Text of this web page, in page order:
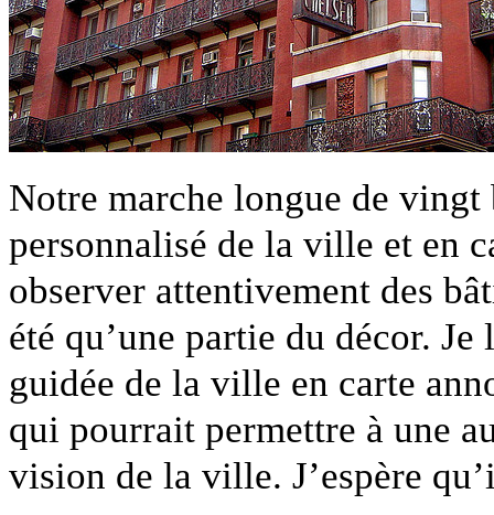
Notre marche longue de vingt
personnalisé de la ville et en
observer attentivement des
été qu’une partie du décor.
guidée de la ville en carte
qui pourrait permettre à une
vision de la ville. J’espère